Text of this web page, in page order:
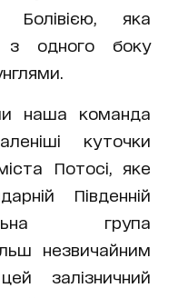
Болівією, яка
з одного боку
наша команда
куточки
Потосі, яке
Південній
група
незвичайним
залізничний